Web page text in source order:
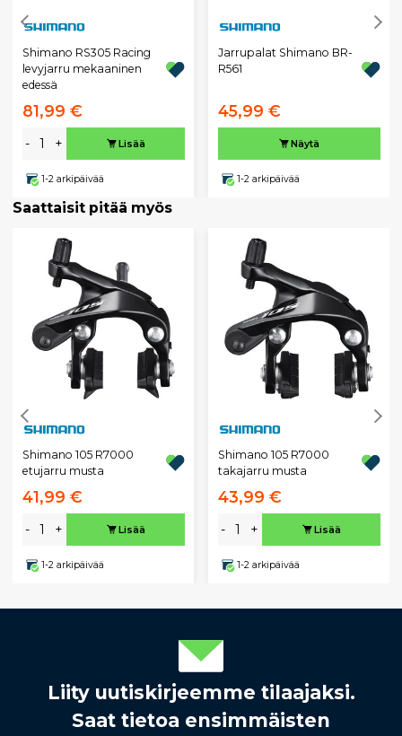
Shimano RS305 Racing
levyjarru mekaaninen
edessä
81,99 €
- + Lisää
1-2 arkipäivää
Jarrupalat Shimano BR-
R561
45,99 €
Näytä
1-2 arkipäivää
Saattaisit pitää myös
Shimano 105 R7000
etujarru musta
41,99 €
- + Lisää
1-2 arkipäivää
Shimano 105 R7000
takajarru musta
43,99 €
- + Lisää
1-2 arkipäivää
Liity uutiskirjeemme tilaajaksi.
Saat tietoa ensimmäisten